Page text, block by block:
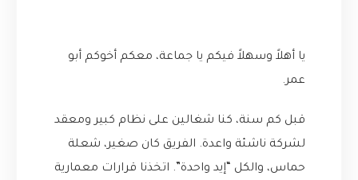
يا أهلاً وسهلاً فيكم يا جماعة، معكم أخوكم أبو
عمر.
قبل كم سنة، كنا شغالين على نظام كبير ومعقد
لشركة ناشئة واعدة. الفريق كان صغير، شعلة
حماس، والكل “إيد واحدة”. اتخذنا قرارات معمارية